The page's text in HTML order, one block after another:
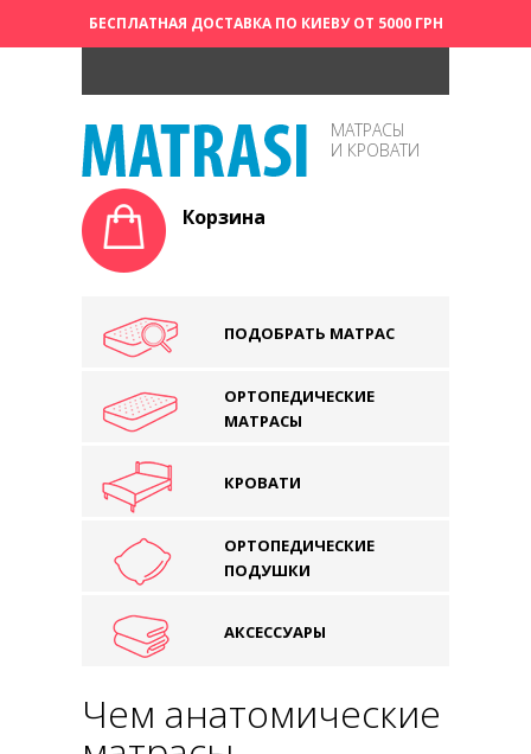
БЕСПЛАТНАЯ ДОСТАВКА ПО КИЕВУ ОТ 5000 ГРН
МАТРАСЫ
И КРОВАТИ
Корзина
ПОДОБРАТЬ МАТРАС
ОРТОПЕДИЧЕСКИЕ
МАТРАСЫ
КРОВАТИ
ОРТОПЕДИЧЕСКИЕ
ПОДУШКИ
АКСЕССУАРЫ
Чем анатомические